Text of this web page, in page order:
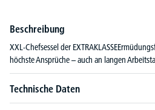
Beschreibung
XXL-Chefsessel der
höchste Ansprüche – auch an langen
Technische Daten